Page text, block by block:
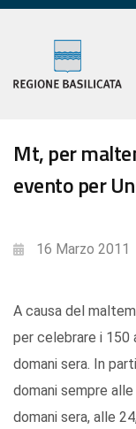
Mt, per
evento per
16 Marzo 2011
A causa del
per celebrare i 150
domani sera. In
domani sempre
domani sera, alle